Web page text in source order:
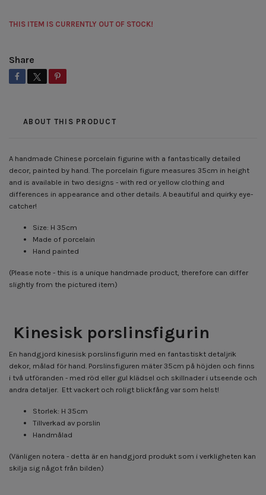
THIS ITEM IS CURRENTLY OUT OF STOCK!
Share
ABOUT THIS PRODUCT
A handmade Chinese porcelain figurine with a fantastically detailed
decor, painted by hand. The porcelain figure measures 35cm in height
and is available in two designs - with red or yellow clothing and
differences in appearance and other details. A beautiful and quirky eye-
catcher!
Size: H 35cm
Made of porcelain
Hand painted
(Please note - this is a unique handmade product, therefore can differ
slightly from the pictured item)
Kinesisk porslinsfigurin
En handgjord kinesisk porslinsfigurin med en fantastiskt detaljrik
dekor, målad för hand. Porslinsfiguren mäter 35cm på höjden och finns
i två utföranden - med röd eller gul klädsel och skillnader i utseende och
andra detaljer. Ett vackert och roligt blickfång var som helst!
Storlek: H 35cm
Tillverkad av porslin
Handmålad
(Vänligen notera - detta är en handgjord produkt som i verkligheten kan
skilja sig något från bilden)